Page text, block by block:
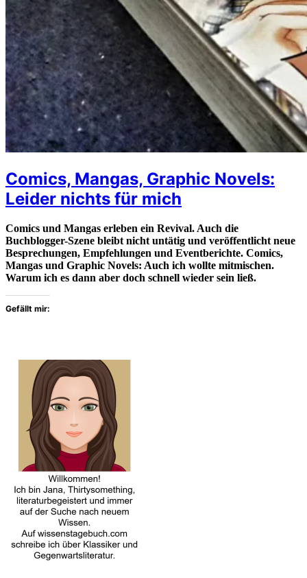
Comics, Mangas, Graphic Novels:
Leider nichts für mich
Comics und Mangas erleben ein Revival. Auch die
Buchblogger-Szene bleibt nicht untätig und veröffentlicht neue
Besprechungen, Empfehlungen und Eventberichte. Comics,
Mangas und Graphic Novels: Auch ich wollte mitmischen.
Warum ich es dann aber doch schnell wieder sein ließ.
Gefällt mir: